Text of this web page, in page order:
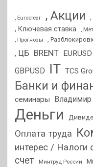
, Euroclear , Акции
, Ключевая ставка
,
, Прогнозы ,
, ЦБ BRENT EURUSD
GBPUSD IT TCS
Банки и
семинары
Владимир
Деньги
Оплата труда
интерес / Налоги
счет
Минтруд России